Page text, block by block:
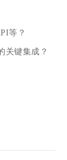
等？
关键集成？